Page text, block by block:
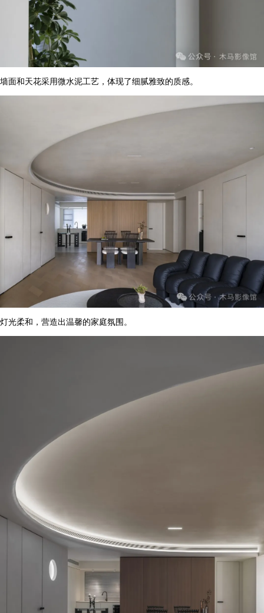
墙面和天花采用微水泥工艺，体现了细腻雅致的质感。
灯光柔和，营造出温馨的家庭氛围。